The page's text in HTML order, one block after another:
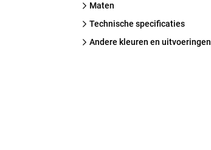
Maten
technische specificaties
Andere kleuren en uitvoeringen